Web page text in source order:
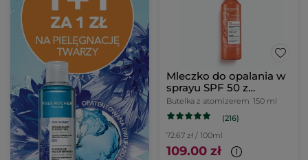
Mleczko do opalania w
sprayu SPF 50 z
czerwoną mikroalgą
150 ml
Butelka z atomizerem 150 ml
(216)
72.67 zł / 100ml
109.00 zł